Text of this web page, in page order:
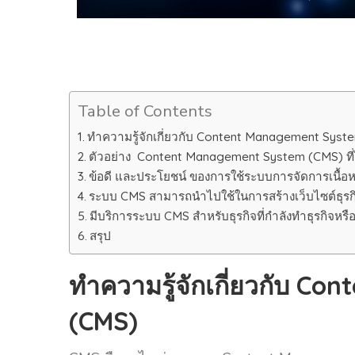
Table of Contents
ทำความรู้จักเกี่ยวกับ Content Management
ตัวอย่าง Content Management System (CMS)
ข้อดี และประโยชน์ ของการใช้ระบบการจัดการเนื้อ
ระบบ CMS สามารถนำไปใช้ในการสร้างเว็บไซต์ธุร
มีบริการระบบ CMS สำหรับธุรกิจที่กำลังทำธุรกิจหรื
สรุป
ทำความรู้จักเกี่ยวกับ
(CMS)